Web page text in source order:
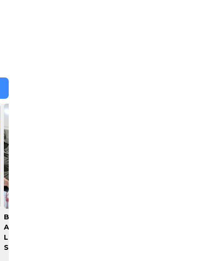
Bobby Nasution Bantu
Akomodasi Pasien
Leukemia dan Kanker Tiroid
Saat Tinjau RSUD Thomsen